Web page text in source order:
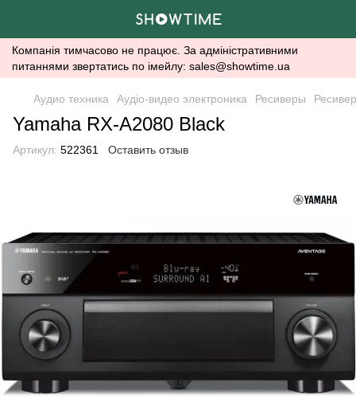
Компанія тимчасово не працює. За адміністративними
питаннями звертатись по імейлу: sales@showtime.ua
Аудио техника Аудіо-видео электроника Ресиверы
Yamaha RX-A2080 Black
Артикул: 522361 Оставить отзыв